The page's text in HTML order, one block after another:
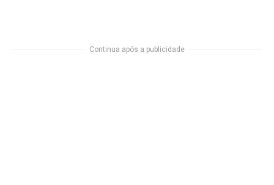
Continua após a publicidade